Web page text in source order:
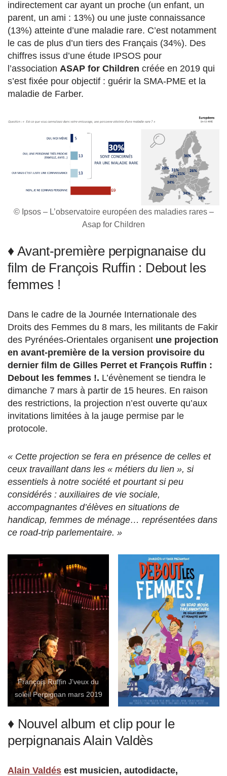
indirectement car ayant un proche (un enfant, un
parent, un ami : 13%) ou une juste connaissance
(13%) atteinte d’une maladie rare. C’est notamment
le cas de plus d’un tiers des Français (34%). Des
chiffres issus d’une étude IPSOS pour
l’association ASAP for Children créée en 2019 qui
s’est fixée pour objectif : guérir la SMA-PME et la
maladie de Farber.
© Ipsos – L’observatoire européen des maladies rares –
Asap for Children
♦ Avant-première perpignanaise du
film de François Ruffin : Debout les
femmes !
Dans le cadre de la Journée Internationale des
Droits des Femmes du 8 mars, les militants de Fakir
des Pyrénées-Orientales organisent une projection
en avant-première de la version provisoire du
dernier film de Gilles Perret et François Ruffin :
Debout les femmes !. L’évènement se tiendra le
dimanche 7 mars à partir de 15 heures. En raison
des restrictions, la projection n’est ouverte qu’aux
invitations limitées à la jauge permise par le
protocole.
« Cette projection se fera en présence de celles et
ceux travaillant dans les « métiers du lien », si
essentiels à notre société et pourtant si peu
considérés : auxiliaires de vie sociale,
accompagnantes d’élèves en situations de
handicap, femmes de ménage… représentées dans
ce road-trip parlementaire. »
François Ruffin J’veux du
soleil Perpignan mars 2019
♦ Nouvel album et clip pour le
perpignanais Alain Valdès
Alain Valdés est musicien, autodidacte,